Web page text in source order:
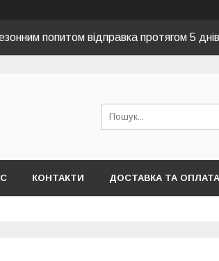
попитом відправка протягом 5 днів
КОНТАКТИ ДОСТАВКА ТА ОПЛАТА